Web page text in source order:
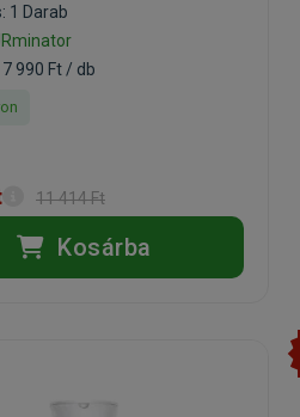
1 Darab
990 Ft / db
11 414 Ft
Kosárba